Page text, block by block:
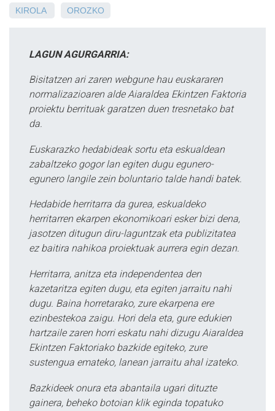
KIROLA OROZKO
LAGUN AGURGARRIA:
Bisitatzen ari zaren webgune hau euskararen
normalizazioaren alde Aiaraldea Ekintzen Faktoria
proiektu berrituak garatzen duen tresnetako bat
da.
Euskarazko hedabideak sortu eta eskualdean
zabaltzeko gogor lan egiten dugu egunero-
egunero langile zein boluntario talde handi batek.
Hedabide herritarra da gurea, eskualdeko
herritarren ekarpen ekonomikoari esker bizi dena,
jasotzen ditugun diru-laguntzak eta publizitatea
ez baitira nahikoa proiektuak aurrera egin dezan.
Herritarra, anitza eta independentea den
kazetaritza egiten dugu, eta egiten jarraitu nahi
dugu. Baina horretarako, zure ekarpena ere
ezinbestekoa zaigu. Hori dela eta, gure edukien
hartzaile zaren horri eskatu nahi dizugu Aiaraldea
Ekintzen Faktoriako bazkide egiteko, zure
sustengua emateko, lanean jarraitu ahal izateko.
Bazkideek onura eta abantaila ugari dituzte
gainera, beheko botoian klik eginda topatuko